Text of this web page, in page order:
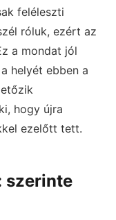
feléleszti
róluk, ezért az
a mondat jól
helyét ebben a
hogy újra
ezelőtt tett.
szerinte